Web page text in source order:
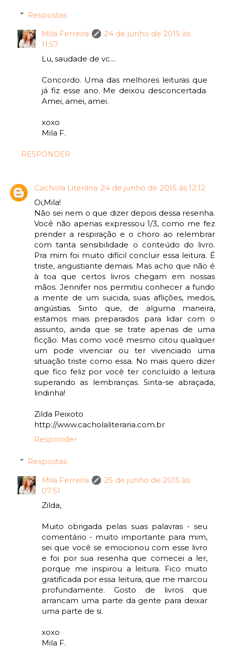
Respostas
Mila Ferreira
24 de junho de 2015 às
11:57
Lu, saudade de vc....
Concordo. Uma das melhores leituras que
já fiz esse ano. Me deixou desconcertada.
Amei, amei, amei.
xoxo
Mila F.
RESPONDER
Cachola Literária 24 de junho de 2015 às 12:12
Oi,Mila!
Não sei nem o que dizer depois dessa resenha.
Você não apenas expressou 1/3, como me fez
prender a respiração e o choro ao relembrar
com tanta sensibilidade o conteúdo do livro.
Pra mim foi muito difícil concluir essa leitura. É
triste, angustiante demais. Mas acho que não é
à toa que certos livros chegam em nossas
mãos. Jennifer nos permitiu conhecer a fundo
a mente de um suicida, suas aflições, medos,
angústias. Sinto que, de alguma maneira,
estamos mais preparados para lidar com o
assunto, ainda que se trate apenas de uma
ficção. Mas como você mesmo citou qualquer
um pode vivenciar ou ter vivenciado uma
situação triste como essa. No mais quero dizer
que fico feliz por você ter concluído a leitura
superando as lembranças. Sinta-se abraçada,
lindinha!
Zilda Peixoto
http://www.cacholaliteraria.com.br
Responder
Respostas
Mila Ferreira
25 de junho de 2015 às
07:51
Zilda,
Muito obrigada pelas suas palavras - seu
comentário - muito importante para mim,
sei que você se emocionou com esse livro
e foi por sua resenha que comecei a ler,
porque me inspirou a leitura. Fico muito
gratificada por essa leitura, que me marcou
profundamente. Gosto de livros que
arrancam uma parte da gente para deixar
uma parte de si.
xoxo
Mila F.